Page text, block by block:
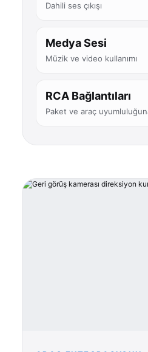
Dahili ses çıkışı
Medya Sesi
Müzik ve video kullanımı
RCA Bağlantıları
Paket ve araç